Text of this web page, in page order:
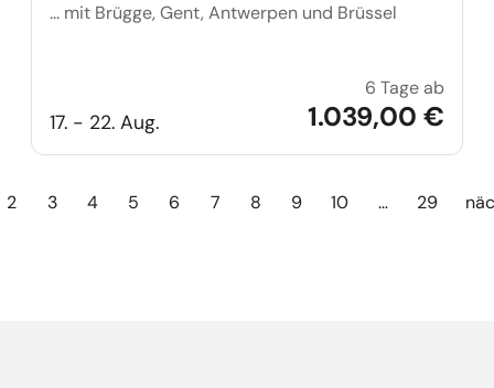
... mit Brügge, Gent, Antwerpen und Brüssel
17. - 22. Aug.
6 Tage ab
1.039,00 €
2 3 4 5 6 7 8 9 10 … 29